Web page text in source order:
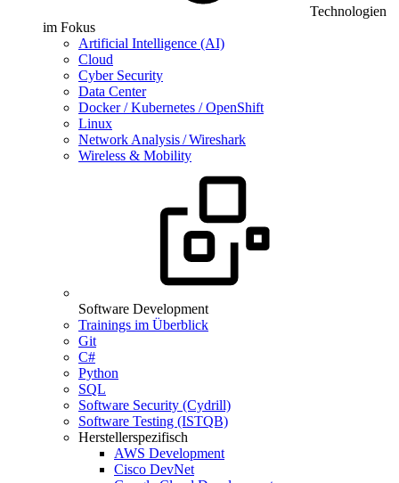
Technologien
im Fokus
Artificial Intelligence (AI)
Cloud
Cyber Security
Data Center
Docker / Kubernetes / OpenShift
Linux
Network Analysis / Wireshark
Wireless & Mobility
Software Development
Trainings im Überblick
Git
C#
Python
SQL
Software Security (Cydrill)
Software Testing (ISTQB)
Herstellerspezifisch
AWS Development
Cisco DevNet